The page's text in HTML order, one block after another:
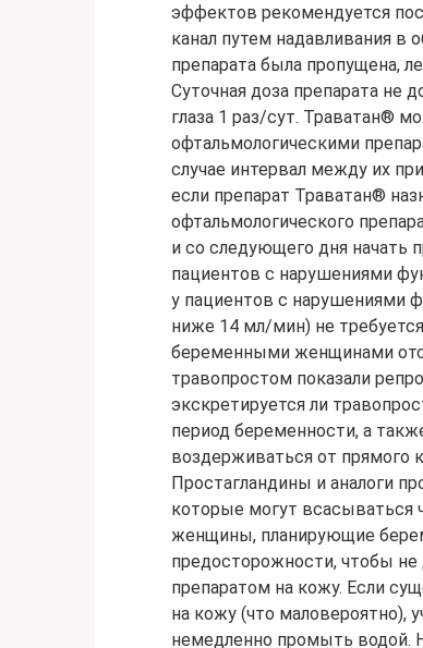
эффектов рекомендуется
канал путем надавливания в
препарата была пропущена,
Суточная доза препарата
глаза 1 раз/сут. Траватан®
офтальмологическими
случае интервал между их
если препарат Траватан®
офтальмологического
и со следующего дня начать
пациентов с нарушениями
у пациентов с нарушениями
ниже 14 мл/мин) не
беременными женщинами
травопростом показали
экскретируется ли
период беременности, а
воздерживаться от прямого
Простагландины и аналоги
которые могут
женщины, планирующие
предосторожности, чтобы
препаратом на кожу. Если
на кожу (что маловероятно),
немедленно промыть водой.